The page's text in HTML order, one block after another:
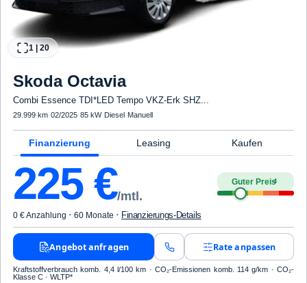
1 20
Skoda Octavia
Combi Essence TDI*LED Tempo VKZ-Erk SHZ...
29.999 km·02/2025·85 kW· Diesel· Manuell
Finanzierung Leasing Kaufen
225€/mtl.
Guter Preis4
0 € Anzahlung · 60 Monate · Finanzierungs-Details
Angebot anfragen Rate anpassen
Kraftstoffverbrauch komb. 4,4 l/100 km · CO₂-Emissionen komb. 114 g/km · CO₂-
Klasse C · WLTP*